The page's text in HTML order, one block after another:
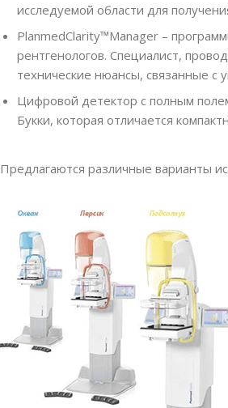
исследуемой области для
PlanmedClarity™Manager –
рентгенологов. Специалист,
технические нюансы, связанные с
Цифровой детектор с полным
Букки, которая отличается
Предлагаются различные варианты